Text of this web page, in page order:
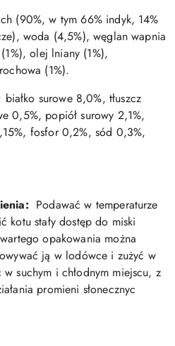
(90%, w tym 66% indyk, 14%
woda (4,5%), węglan wapnia
olej lniany (1%),
(1%).
surowe 8,0%, tłuszcz
0,5%, popiół surowy 2,1%,
fosfor 0,2%, sód 0,3%,
Podawać w temperaturze
kotu stały dostęp do miski
opakowania można
ją w lodówce i zużyć w
suchym i chłodnym miejscu, z
promieni słonecznyc